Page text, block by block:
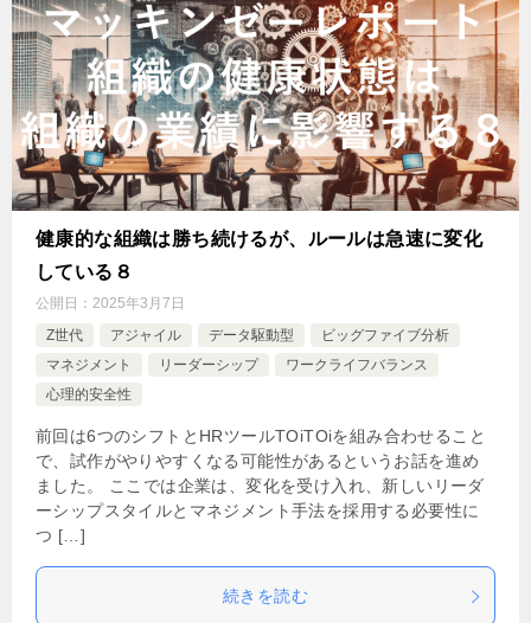
健康的な組織は勝ち続けるが、ルールは急速に変化
している８
公開日： 2025年3月7日
Z世代
アジャイル データ駆動型
ビッグファイブ分析
マネジメント
リーダーシップ
ワークライフバランス
心理的安全性
前回は6つのシフトとHRツールTOiTOiを組み合わせること
で、試作がやりやすくなる可能性があるというお話を進め
ました。 ここでは企業は、変化を受け入れ、新しいリーダ
ーシップスタイルとマネジメント手法を採用する必要性に
つ […]
続きを読む